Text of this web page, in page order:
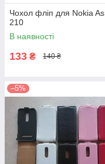
Чохол фліп для Nokia
210
В наявності
133 ₴ 140 ₴
–5%